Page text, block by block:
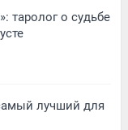
таролог о судьбе
лучший для